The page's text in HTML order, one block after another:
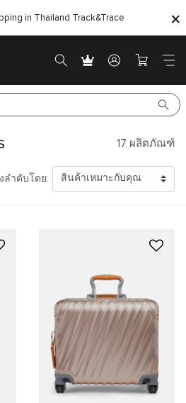
in Thailand Track&Trace
17 ผลิตภัณฑ์
ลำดับโดย: